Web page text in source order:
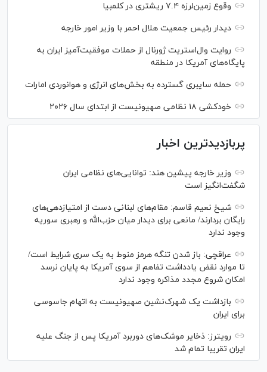
وقوع زمین‌لرزه ۷.۴ ریشتری در کلمبیا
دیدار رئیس جمعیت هلال احمر با وزیر امور خارجه
روایت وال‌استریت ژورنال از حملات موفقیت‌آمیز ایران به
پایگاه‌های آمریکا در منطقه
حمله سایبری گسترده به بخش‌های انرژی و هوانوردی امارات
خودکشی ۱۸ نظامی صهیونیست از ابتدای سال ۲۰۲۶
پربازدیدترین اخبار
وزیر خارجه پیشین هند: توانایی‌های نظامی ایران
شگفت‌انگیز است
شیخ نعیم قاسم: مقام‌های لبنانی دست از امتیازدهی‌های
رایگان بردارند/ مانعی برای دیدار میان حزب‌الله و رهبری سوریه
وجود ندارد
عراقچی: باز شدن تنگه هرمز منوط به یک سری شرایط است/
تا موارد نقض یادداشت تفاهم از سوی آمریکا به پایان نرسد
امکان شروع مجدد مذاکره وجود ندارد
بازداشت یک شهرک‌نشین صهیونیست به اتهام جاسوسی
برای ایران
رویترز: ذخایر موشک‌های دوربرد آمریکا پس از جنگ علیه
ایران تقریبا تمام شد